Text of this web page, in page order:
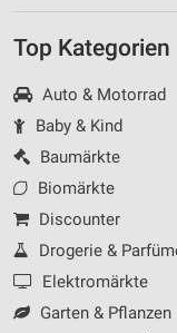
Top Kategorien
Auto & Motorrad
Baby & Kind
Baumärkte
Biomärkte
Discounter
Drogerie &
Elektromärkte
Garten & Pflanzen